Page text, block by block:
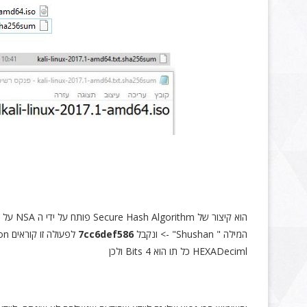
המילה " Shushan" -> ונקבל
7cc6def586
HEXADeciml כל תו הוא 4 Bits ולכן